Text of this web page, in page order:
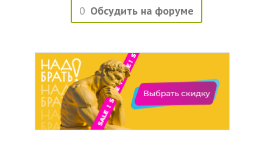
0 Обсудить на форуме